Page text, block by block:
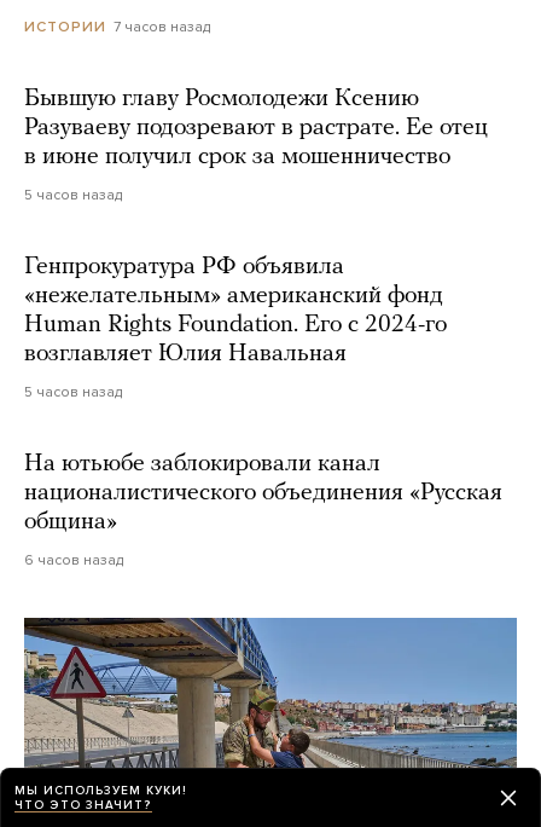
ИСТОРИИ 7 часов назад
Бывшую главу Росмолодежи Ксению
Разуваеву подозревают в растрате. Ее отец
в июне получил срок за мошенничество
5 часов назад
Генпрокуратура РФ объявила
«нежелательным» американский фонд
Human Rights Foundation. Его с 2024-го
возглавляет Юлия Навальная
5 часов назад
На ютьюбе заблокировали канал
националистического объединения «Русская
община»
6 часов назад
МЫ ИСПОЛЬЗУЕМ КУКИ!
ЧТО ЭТО ЗНАЧИТ?